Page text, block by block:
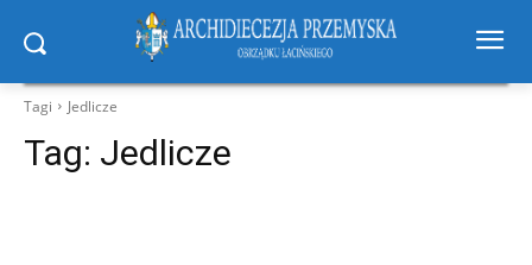
Tagi Jedlicze
Tag: Jedlicze